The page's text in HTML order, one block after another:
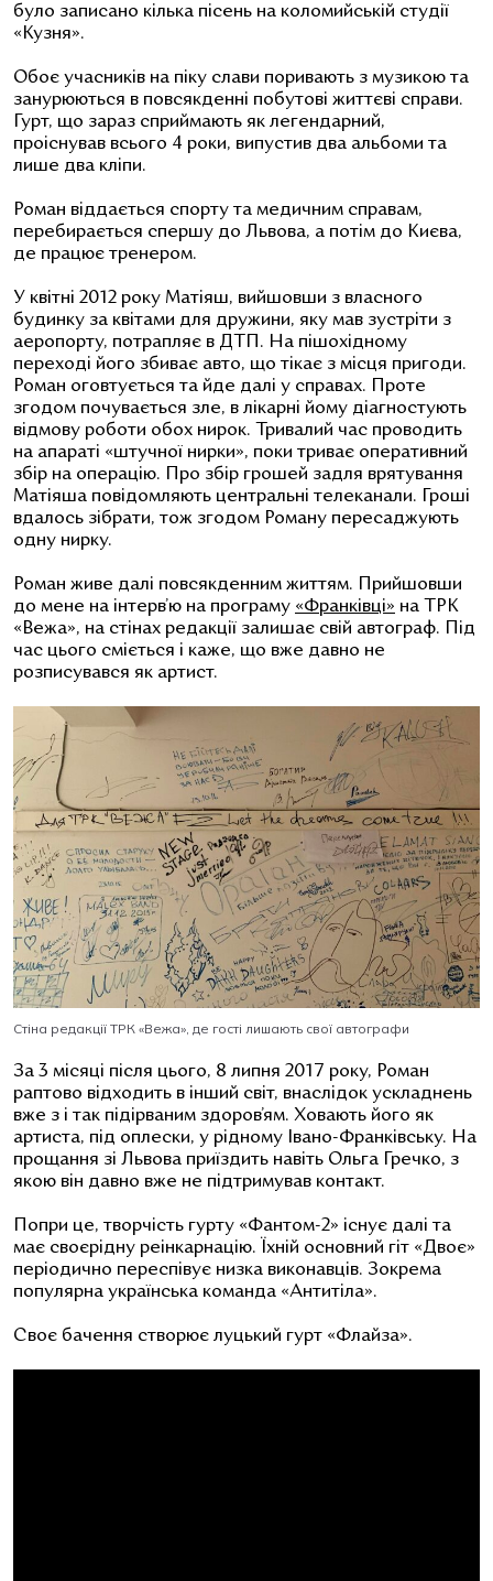
було записано кілька пісень на коломийській студії
«Кузня».
Обоє учасників на піку слави поривають з музикою та
занурюються в повсякденні побутові життєві справи.
Гурт, що зараз сприймають як легендарний,
проіснував всього 4 роки, випустив два альбоми та
лише два кліпи.
Роман віддається спорту та медичним справам,
перебирається спершу до Львова, а потім до Києва,
де працює тренером.
У квітні 2012 року Матіяш, вийшовши з власного
будинку за квітами для дружини, яку мав зустріти з
аеропорту, потрапляє в ДТП. На пішохідному
переході його збиває авто, що тікає з місця пригоди.
Роман оговтується та йде далі у справах. Проте
згодом почувається зле, в лікарні йому діагностують
відмову роботи обох нирок. Тривалий час проводить
на апараті «штучної нирки», поки триває оперативний
збір на операцію. Про збір грошей задля врятування
Матіяша повідомляють центральні телеканали. Гроші
вдалось зібрати, тож згодом Роману пересаджують
одну нирку.
Роман живе далі повсякденним життям. Прийшовши
до мене на інтерв’ю на програму «Франківці» на ТРК
«Вежа», на стінах редакції залишає свій автограф. Під
час цього сміється і каже, що вже давно не
розписувався як артист.
Стіна редакції ТРК «Вежа», де гості лишають свої автографи
За 3 місяці після цього, 8 липня 2017 року, Роман
раптово відходить в інший світ, внаслідок ускладнень
вже з і так підірваним здоров’ям. Ховають його як
артиста, під оплески, у рідному Івано-Франківську. На
прощання зі Львова приїздить навіть Ольга Гречко, з
якою він давно вже не підтримував контакт.
Попри це, творчість гурту «Фантом-2» існує далі та
має своєрідну реінкарнацію. Їхній основний гіт «Двоє»
періодично переспівує низка виконавців. Зокрема
популярна українська команда «Антитіла».
Своє бачення створює луцький гурт «Флайза».